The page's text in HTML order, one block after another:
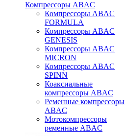
Компрессоры ABAC
Компрессоры ABAC
FORMULA
Компрессоры ABAC
GENESIS
Компрессоры ABAC
MICRON
Компрессоры ABAC
SPINN
Коаксиальные
компрессоры ABAC
Ременные компрессоры
ABAC
Мотокомпрессоры
ременные ABAC